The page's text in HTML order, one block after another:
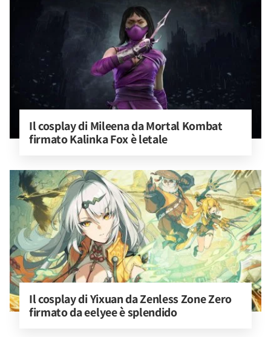
Il cosplay di Mileena da Mortal Kombat
firmato Kalinka Fox è letale
Il cosplay di Yixuan da Zenless Zone Zero
firmato da eelyee è splendido